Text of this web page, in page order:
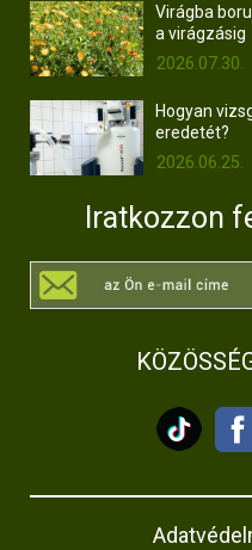
Virágba
a virágzásig
2026.07.30.
Hogyan
eredetét?
2026.06.25.
Iratkozzon